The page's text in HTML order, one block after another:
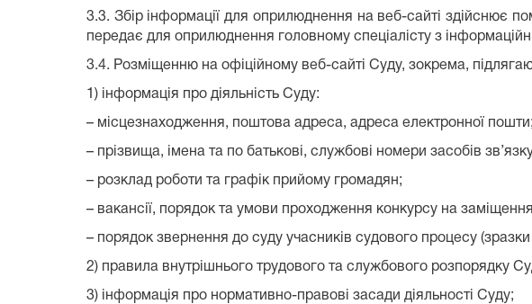
3.3. Збір інформації для оприлюднення на веб-сайті здійснює
передає для оприлюднення головному спеціалісту з
3.4. Розміщенню на офіційному веб-сайті Суду, зокрема,
1) інформація про діяльність Суду:
– місцезнаходження, поштова адреса, адреса електронної пошти;
– прізвища, імена та по батькові, службові номери засобів
– розклад роботи та графік прийому громадян;
– вакансії, порядок та умови проходження конкурсу на
– порядок звернення до суду учасників судового процесу
2) правила внутрішнього трудового та службового розпорядку
3) інформація про нормативно-правові засади діяльності Суду;